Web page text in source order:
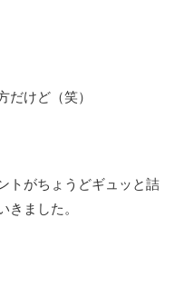
だけど（笑）
トがちょうどギュッと詰
きました。